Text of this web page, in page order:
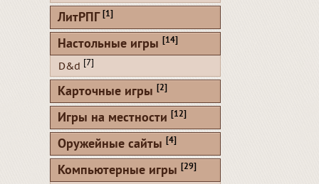
ЛитРПГ [1]
Настольные игры [14]
D&d [7]
Карточные игры [2]
Игры на местности [12]
Оружейные сайты [4]
Компьютерные игры [29]